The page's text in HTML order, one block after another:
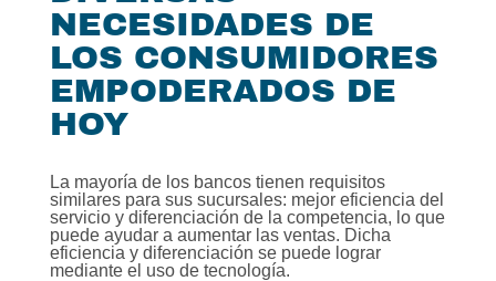
NECESIDADES DE
LOS CONSUMIDORES
EMPODERADOS DE
HOY
La mayoría de los bancos tienen requisitos
similares para sus sucursales: mejor eficiencia del
servicio y diferenciación de la competencia, lo que
puede ayudar a aumentar las ventas. Dicha
eficiencia y diferenciación se puede lograr
mediante el uso de tecnología.